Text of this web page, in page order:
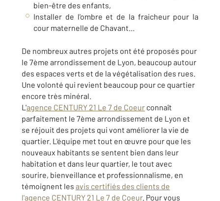
bien-être des enfants,
Installer de l'ombre et de la fraicheur pour la
cour maternelle de Chavant...
De nombreux autres projets ont été proposés pour
le 7ème arrondissement de Lyon, beaucoup autour
des espaces verts et de la végétalisation des rues.
Une volonté qui revient beaucoup pour ce quartier
encore très minéral.
L'agence CENTURY 21 Le 7 de Coeur connaît
parfaitement le 7ème arrondissement de Lyon et
se réjouit des projets qui vont améliorer la vie de
quartier. L'équipe met tout en œuvre pour que les
nouveaux habitants se sentent bien dans leur
habitation et dans leur quartier, le tout avec
sourire, bienveillance et professionnalisme, en
témoignent les avis certifiés des clients de
l'agence CENTURY 21 Le 7 de Coeur. Pour vous